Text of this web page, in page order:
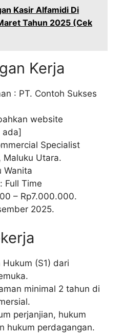
Kasir Alfamidi Di
Tahun 2025 (Cek
Kerja
: PT. Contoh Sukses
website
ada]
Specialist
Maluku Utara.
Wanita
Full Time
– Rp7.000.000.
2025.
(S1) dari
minimal 2 tahun di
perjanjian, hukum
hukum perdagangan.